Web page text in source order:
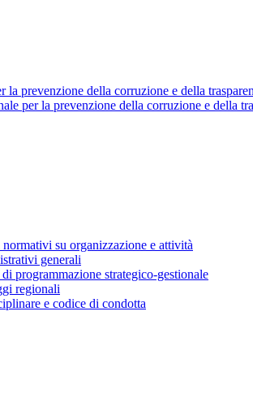
la prevenzione della corruzione e della
per la prevenzione della corruzione e della
su organizzazione e attività
generali
programmazione strategico-gestionale
regionali
e codice di condotta